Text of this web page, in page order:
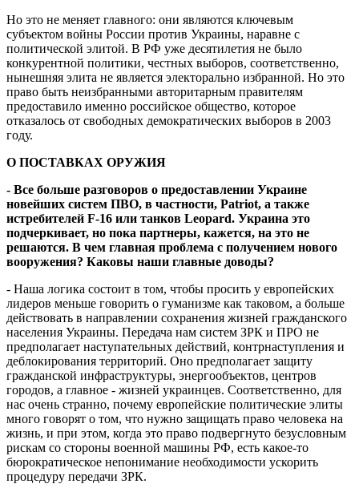
Но это не меняет главного: они являются ключевым
субъектом войны России против Украины, наравне с
политической элитой. В РФ уже десятилетия не было
конкурентной политики, честных выборов, соответственно,
нынешняя элита не является электорально избранной. Но это
право быть неизбранными авторитарным правителям
предоставило именно российское общество, которое
отказалось от свободных демократических выборов в 2003
году.
О ПОСТАВКАХ ОРУЖИЯ
- Все больше разговоров о предоставлении Украине
новейших систем ПВО, в частности, Patriot, а также
истребителей F-16 или танков Leopard. Украина это
подчеркивает, но пока партнеры, кажется, на это не
решаются. В чем главная проблема с получением нового
вооружения? Каковы наши главные доводы?
- Наша логика состоит в том, чтобы просить у европейских
лидеров меньше говорить о гуманизме как таковом, а больше
действовать в направлении сохранения жизней гражданского
населения Украины. Передача нам систем ЗРК и ПРО не
предполагает наступательных действий, контрнаступления и
деблокирования территорий. Оно предполагает защиту
гражданской инфраструктуры, энергообъектов, центров
городов, а главное - жизней украинцев. Соответственно, для
нас очень странно, почему европейские политические элиты
много говорят о том, что нужно защищать право человека на
жизнь, и при этом, когда это право подвергнуто безусловным
рискам со стороны военной машины РФ, есть какое-то
бюрократическое непонимание необходимости ускорить
процедуру передачи ЗРК.